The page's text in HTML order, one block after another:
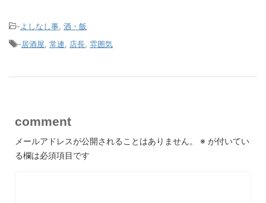
-よしなし事 酒・飯
-居酒屋 常連 店長 雰囲気
comment
メールアドレスが公開されることはありません。 ※ が付いてい
る欄は必須項目です